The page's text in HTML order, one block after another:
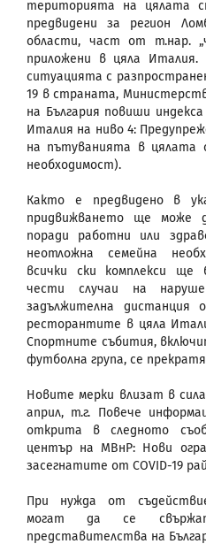
територията на цялата
предвидени за регион
области, част от т.нар.
приложени в цяла
ситуацията с
19 в страната,
на България повиши
Италия на ниво 4:
на пътуванията в цялата
необходимост).
Както е предвидено в
придвижването ще може
поради работни или
неотложна семейна
всички ски комплекси ще
чести случаи на
задължителна
ресторантите в цяла
Спортните събития,
футболна група, се
Новите мерки влизат в
април, т.г. Повече
открита в следното
център на МВнР: Нови
засегнатите от COVID-19
При нужда от
могат да се
представителства на